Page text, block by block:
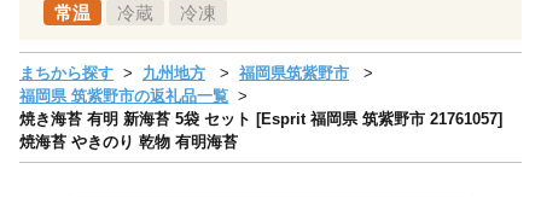
常温 冷蔵 冷凍
まちから探す 九州地方
福岡県筑紫野市
福岡県 筑紫野市の返礼品一覧
焼き海苔 有明 新海苔 5袋 セット [Esprit 福岡県 筑紫野市 21761057]
焼海苔 やきのり 乾物 有明海苔